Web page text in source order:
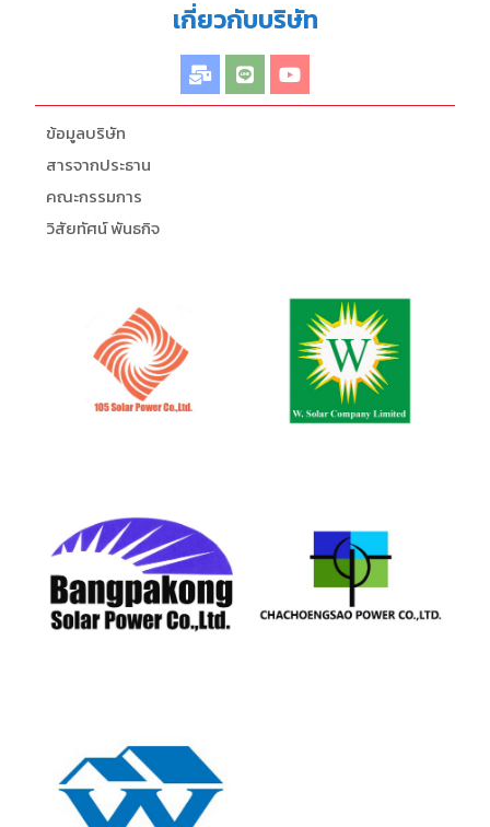
เกี่ยวกับบริษัท
ข้อมูลบริษัท
สารจากประธาน
คณะกรรมการ
วิสัยทัศน์ พันธกิจ